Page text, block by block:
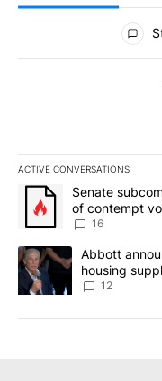
All Comments
ACTIVE CONVERSATIONS
The following is a list
A trending article titled
Senate
of contempt
16
A trending article titled
Abbott
housing
12